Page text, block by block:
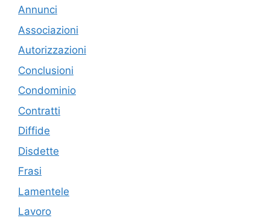
Annunci
Associazioni
Autorizzazioni
Conclusioni
Condominio
Contratti
Diffide
Disdette
Frasi
Lamentele
Lavoro